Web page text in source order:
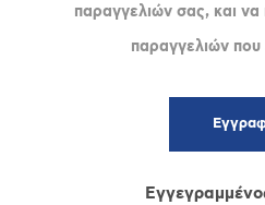
παραγγελιών σας, και
παραγγελιών που